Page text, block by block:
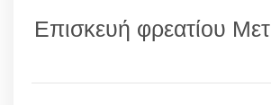
Επισκευή φρεατίου